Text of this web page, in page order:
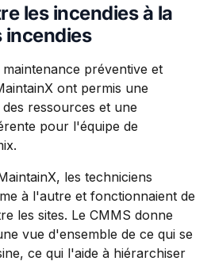
les incendies à la
incendies
préventive et
ont permis une
ressources et une
pour l'équipe de
les techniciens
à l'autre et fonctionnaient de
les sites. Le CMMS donne
vue d'ensemble de ce qui se
ce qui l'aide à hiérarchiser